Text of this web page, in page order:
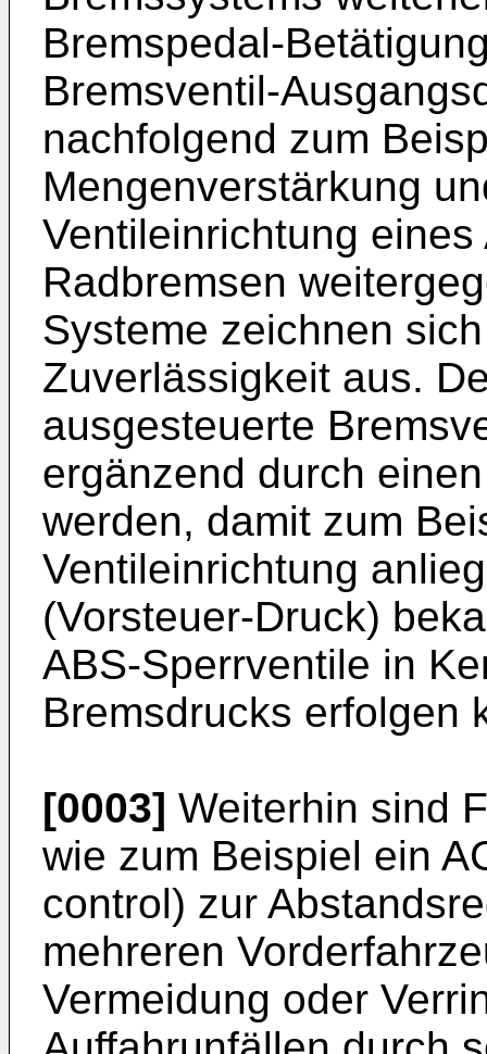
Bremspedal-
Bremsventil-
nachfolgend zum
Mengenverstärkung
Ventileinrichtung
Radbremsen
Systeme zeichnen
Zuverlässigkeit aus.
ausgesteuerte
ergänzend durch
werden, damit zum
Ventileinrichtung
(Vorsteuer-Druck)
ABS-Sperrventile in
Bremsdrucks erfolgen
[0003] Weiterhin sind
wie zum Beispiel ein
control) zur
mehreren
Vermeidung oder